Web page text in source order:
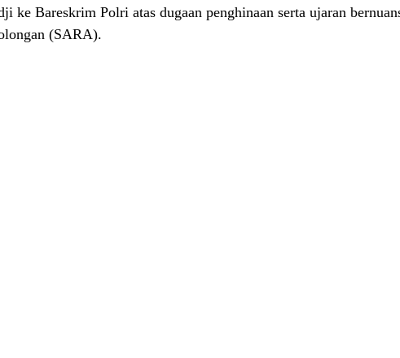
ke Bareskrim Polri atas dugaan penghinaan serta ujaran
(SARA).